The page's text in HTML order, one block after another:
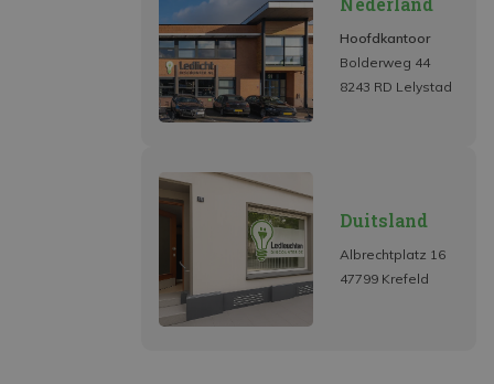
Hoofdkantoor
Bolderweg 44
8243 RD Lelystad
Duitsland
Albrechtplatz 16
47799 Krefeld